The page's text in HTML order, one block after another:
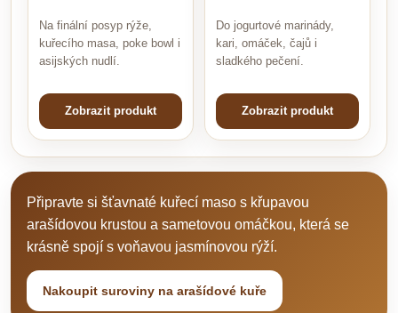
Na finální posyp rýže,
kuřecího masa, poke bowl i
asijských nudlí.
Zobrazit produkt
Do jogurtové marinády,
kari, omáček, čajů i
sladkého pečení.
Zobrazit produkt
Připravte si šťavnaté kuřecí maso s křupavou
arašídovou krustou a sametovou omáčkou, která se
krásně spojí s voňavou jasmínovou rýží.
Nakoupit suroviny na arašídové kuře